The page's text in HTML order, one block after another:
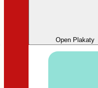
Open Plakaty